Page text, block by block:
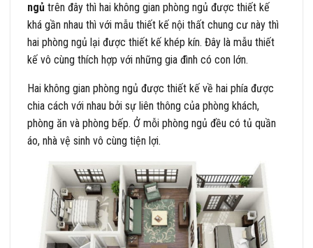
ngủ trên đây thì hai không gian phòng ngủ được thiết kế
khá gần nhau thì với mẫu thiết kế nội thất chung cư này thì
hai phòng ngủ lại được thiết kế khép kín. Đây là mẫu thiết
kế vô cùng thích hợp với những gia đình có con lớn.
Hai không gian phòng ngủ được thiết kế về hai phía được
chia cách với nhau bởi sự liên thông của phòng khách,
phòng ăn và phòng bếp. Ở mỗi phòng ngủ đều có tủ quần
áo, nhà vệ sinh vô cùng tiện lợi.